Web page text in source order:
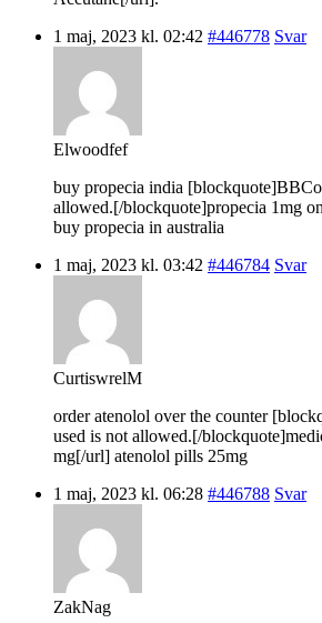
1 maj, 2023 kl. 02:42 #446778 Svar
Elwoodfef
buy propecia india
allowed.[/blockquote]propecia 1mg
buy propecia in australia
1 maj, 2023 kl. 03:42 #446784 Svar
CurtiswrelM
order atenolol over the counter
used is not allowed.[/
mg[/url] atenolol pills 25mg
1 maj, 2023 kl. 06:28 #446788 Svar
ZakNag